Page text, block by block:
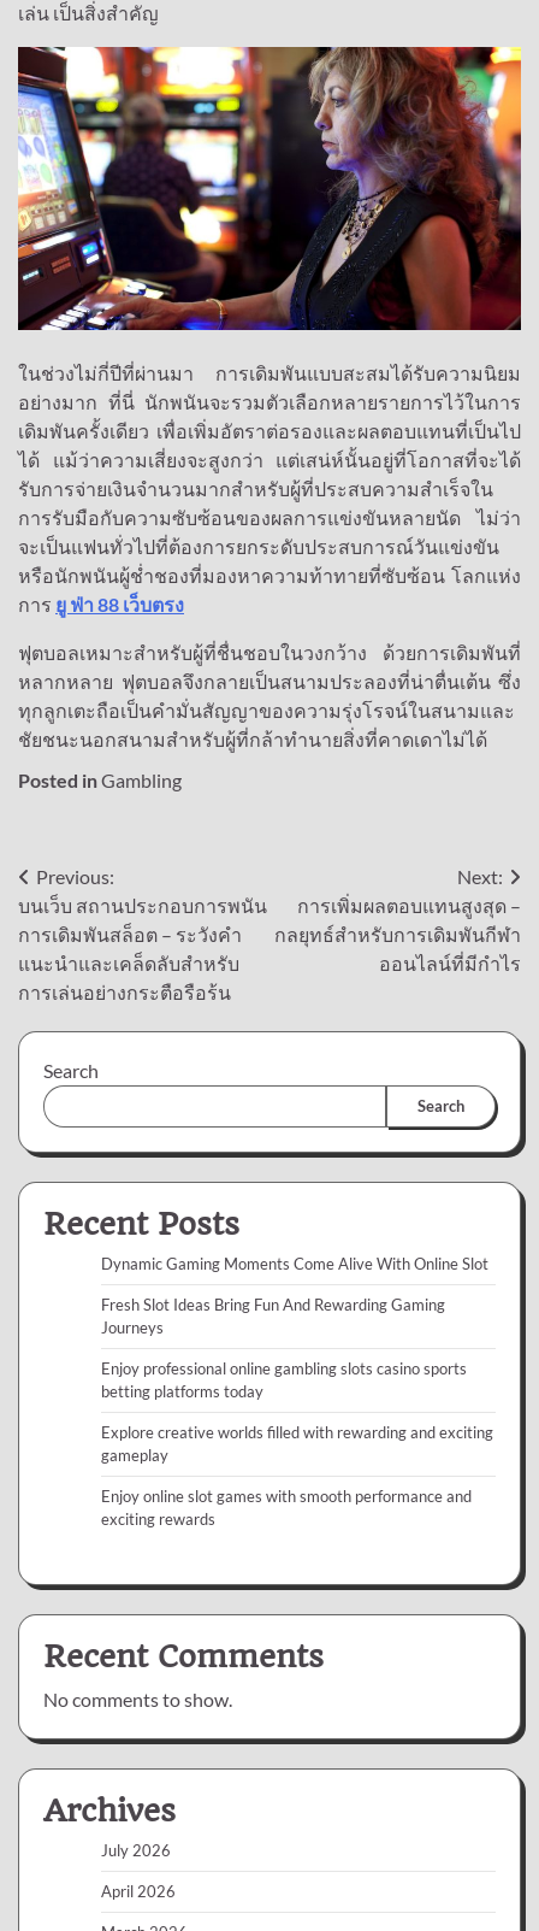
เล่น เป็นสิ่งสำคัญ
ในช่วงไม่กี่ปีที่ผ่านมา การเดิมพันแบบสะสมได้รับความนิยม
อย่างมาก ที่นี่ นักพนันจะรวมตัวเลือกหลายรายการไว้ในการ
เดิมพันครั้งเดียว เพื่อเพิ่มอัตราต่อรองและผลตอบแทนที่เป็นไป
ได้ แม้ว่าความเสี่ยงจะสูงกว่า แต่เสน่ห์นั้นอยู่ที่โอกาสที่จะได้
รับการจ่ายเงินจำนวนมากสำหรับผู้ที่ประสบความสำเร็จใน
การรับมือกับความซับซ้อนของผลการแข่งขันหลายนัด ไม่ว่า
จะเป็นแฟนทั่วไปที่ต้องการยกระดับประสบการณ์วันแข่งขัน
หรือนักพนันผู้ช่ำชองที่มองหาความท้าทายที่ซับซ้อน โลกแห่ง
การ ยู ฟ่า 88 เว็บตรง
ฟุตบอลเหมาะสำหรับผู้ที่ชื่นชอบในวงกว้าง ด้วยการเดิมพันที่
หลากหลาย ฟุตบอลจึงกลายเป็นสนามประลองที่น่าตื่นเต้น ซึ่ง
ทุกลูกเตะถือเป็นคำมั่นสัญญาของความรุ่งโรจน์ในสนามและ
ชัยชนะนอกสนามสำหรับผู้ที่กล้าทำนายสิ่งที่คาดเดาไม่ได้
Posted inGambling
Post
navigation
Previous:
บนเว็บ สถานประกอบการพนัน
การเดิมพันสล็อต – ระวังคำ
แนะนำและเคล็ดลับสำหรับ
การเล่นอย่างกระตือรือร้น
Next:
การเพิ่มผลตอบแทนสูงสุด –
กลยุทธ์สำหรับการเดิมพันกีฬา
ออนไลน์ที่มีกำไร
Search
Search
Recent Posts
Dynamic Gaming Moments Come Alive With Online Slot
Fresh Slot Ideas Bring Fun And Rewarding Gaming
Journeys
Enjoy professional online gambling slots casino sports
betting platforms today
Explore creative worlds filled with rewarding and exciting
gameplay
Enjoy online slot games with smooth performance and
exciting rewards
Recent Comments
No comments to show.
Archives
July 2026
April 2026